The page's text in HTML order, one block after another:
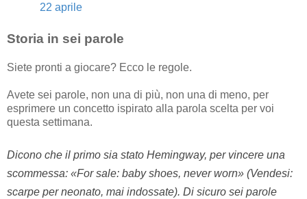
22 aprile
Storia in sei parole
Siete pronti a giocare? Ecco le regole.
Avete sei parole, non una di più, non una di meno, per
esprimere un concetto ispirato alla parola scelta per voi
questa settimana.
Dicono che il primo sia stato Hemingway, per vincere una
scommessa: «For sale: baby shoes, never worn» (Vendesi:
scarpe per neonato, mai indossate). Di sicuro sei parole